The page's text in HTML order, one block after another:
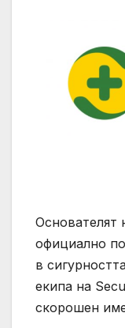
Основателят
официално
в
екипа на
скорошен